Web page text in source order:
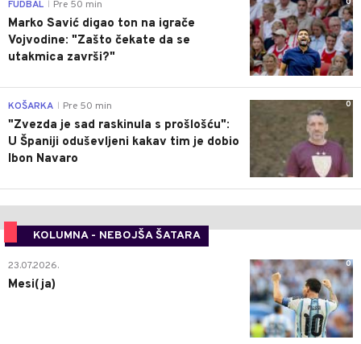
0
FUDBAL Pre 50 min
Marko Savić digao ton na igrače
Vojvodine: "Zašto čekate da se
utakmica završi?"
0
KOŠARKA Pre 50 min
"Zvezda je sad raskinula s prošlošću":
U Španiji oduševljeni kakav tim je dobio
Ibon Navaro
KOLUMNA - NEBOJŠA ŠATARA
0
23.07.2026.
Mesi(ja)